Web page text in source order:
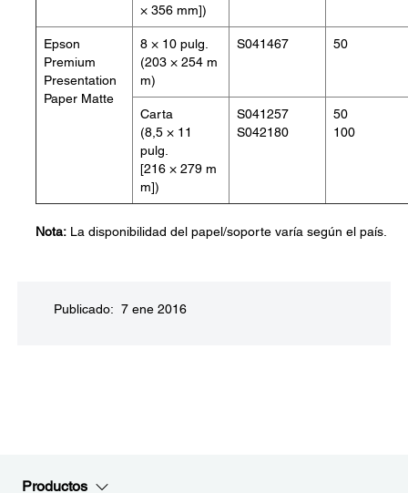
× 356 mm])
Epson
Premium
Presentation
Paper Matte
8 × 10 pulg.
(203 × 254 m
m)
S041467 50
Carta
(8,5 × 11
pulg.
[216 × 279 m
m])
S041257
S042180
50
100
Nota: La disponibilidad del papel/soporte varía según el país.
Publicado: 7 ene 2016
Productos